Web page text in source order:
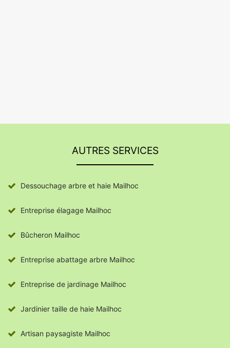
AUTRES SERVICES
Dessouchage arbre et haie Mailhoc
Entreprise élagage Mailhoc
Bûcheron Mailhoc
Entreprise abattage arbre Mailhoc
Entreprise de jardinage Mailhoc
Jardinier taille de haie Mailhoc
Artisan paysagiste Mailhoc